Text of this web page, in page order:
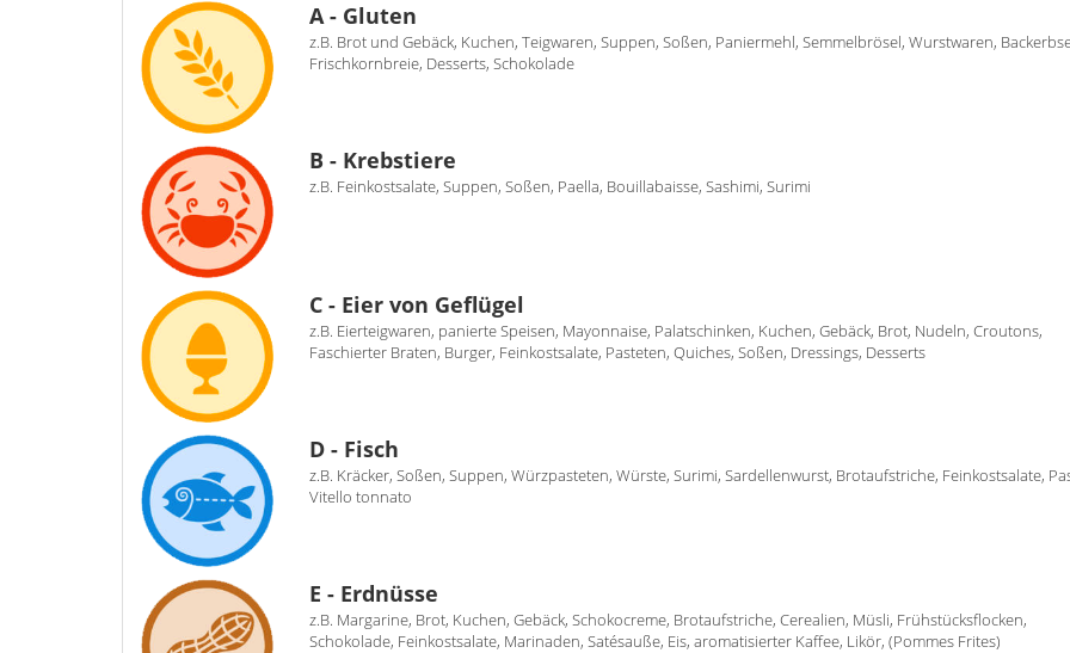
A - Gluten
z.B. Brot und Gebäck, Kuchen, Teigwaren, Suppen, Soßen, Paniermehl, Semmelbrösel, Wurstwaren,
Frischkornbreie, Desserts, Schokolade
B - Krebstiere
z.B. Feinkostsalate, Suppen, Soßen, Paella, Bouillabaisse, Sashimi, Surimi
C - Eier von Geflügel
z.B. Eierteigwaren, panierte Speisen, Mayonnaise, Palatschinken, Kuchen, Gebäck, Brot, Nudeln, Croutons,
Faschierter Braten, Burger, Feinkostsalate, Pasteten, Quiches, Soßen, Dressings, Desserts
D - Fisch
z.B. Kräcker, Soßen, Suppen, Würzpasteten, Würste, Surimi, Sardellenwurst, Brotaufstriche, Feinkostsalate,
Vitello tonnato
E - Erdnüsse
z.B. Margarine, Brot, Kuchen, Gebäck, Schokocreme, Brotaufstriche, Cerealien, Müsli, Frühstücksflocken,
Schokolade, Feinkostsalate, Marinaden, Satésauße, Eis, aromatisierter Kaffee, Likör, (Pommes Frites)